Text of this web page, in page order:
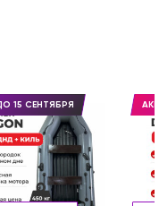
15 СЕНТЯБРЯ